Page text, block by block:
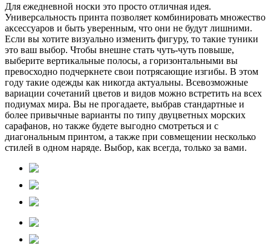
Для ежедневной носки это просто отличная идея.
Универсальность принта позволяет комбинировать множество
аксессуаров и быть уверенным, что они не будут лишними.
Если вы хотите визуально изменить фигуру, то такие туники
это ваш выбор. Чтобы внешне стать чуть-чуть повыше,
выберите вертикальные полосы, а горизонтальными вы
превосходно подчеркнете свои потрясающие изгибы. В этом
году такие одежды как никогда актуальны. Всевозможные
вариации сочетаний цветов и видов можно встретить на всех
подиумах мира. Вы не прогадаете, выбрав стандартные и
более привычные варианты по типу двуцветных морских
сарафанов, но также будете выгодно смотреться и с
диагональным принтом, а также при совмещении несколько
стилей в одном наряде. Выбор, как всегда, только за вами.